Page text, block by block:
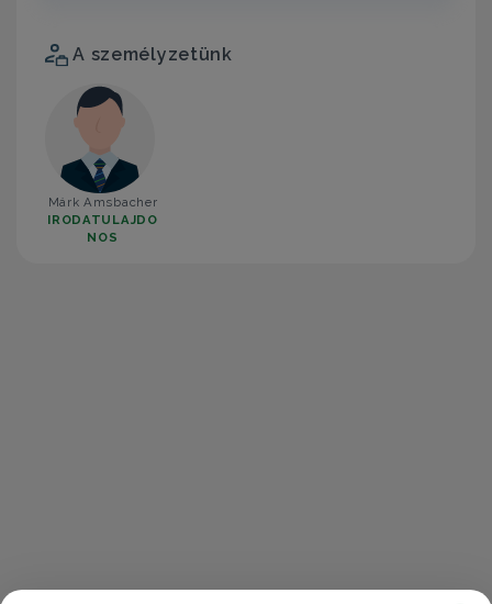
A személyzetünk
Márk Amsbacher
IRODATULAJDO
NOS